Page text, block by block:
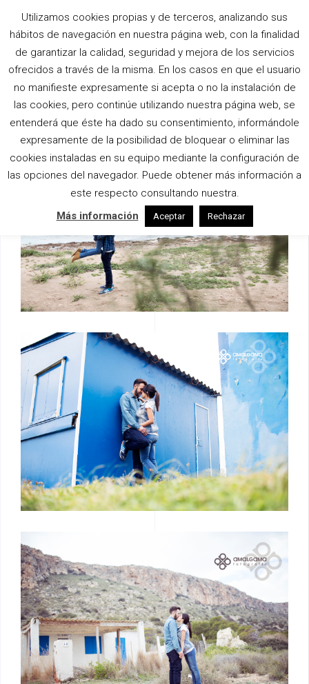
URBAN PLAN
Home|Luxury |Urban Plan
Utilizamos cookies propias y de terceros, analizando sus
hábitos de navegación en nuestra página web, con la finalidad
de garantizar la calidad, seguridad y mejora de los servicios
ofrecidos a través de la misma. En los casos en que el usuario
no manifieste expresamente si acepta o no la instalación de
las cookies, pero continúe utilizando nuestra página web, se
entenderá que éste ha dado su consentimiento, informándole
expresamente de la posibilidad de bloquear o eliminar las
cookies instaladas en su equipo mediante la configuración de
las opciones del navegador. Puede obtener más información a
este respecto consultando nuestra.
Más información
Aceptar Rechazar